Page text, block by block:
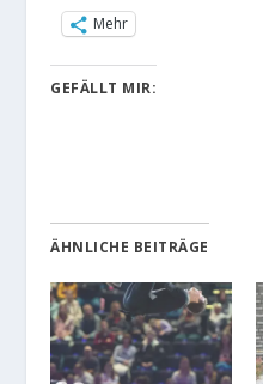
Mehr
GEFÄLLT MIR:
ÄHNLICHE BEITRÄGE